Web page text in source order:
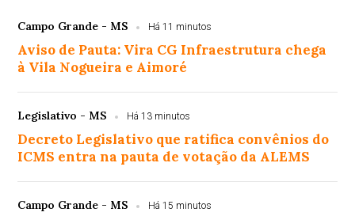
Campo Grande - MS Há 11 minutos
Aviso de Pauta: Vira CG Infraestrutura chega
à Vila Nogueira e Aimoré
Legislativo - MS Há 13 minutos
Decreto Legislativo que ratifica convênios do
ICMS entra na pauta de votação da ALEMS
Campo Grande - MS Há 15 minutos